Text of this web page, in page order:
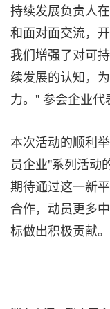
持续发展负责人
和面对面交流，
我们增强了对可
续发展的认知，
力。" 参会企业代
本次活动的顺利
员企业"系列活动
期待通过这一新
合作，动员更多
标做出积极贡献。